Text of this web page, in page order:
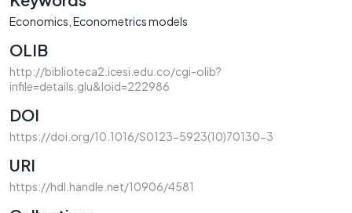
Economics Econometrics models
OLIB
http://biblioteca2.icesi.edu.co/cgi-olib?
infile=details.glu&loid=222986
DOI
https://doi.org/10.1016/S0123-5923(10)70130-3
URI
https://hdl.handle.net/10906/4581